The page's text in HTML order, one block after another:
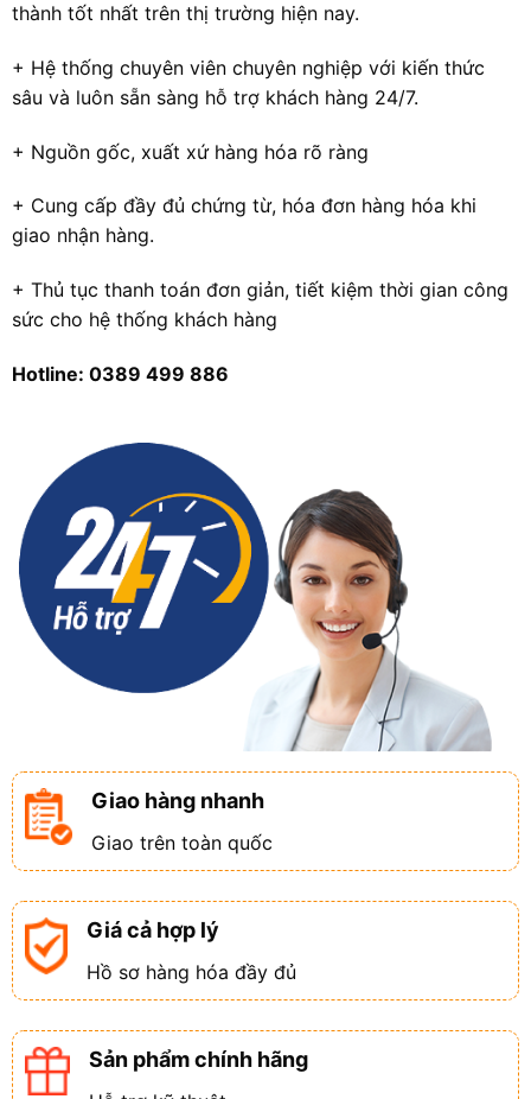
thành tốt nhất trên thị trường hiện nay.
+ Hệ thống chuyên viên chuyên nghiệp với kiến thức
sâu và luôn sẵn sàng hỗ trợ khách hàng 24/7.
+ Nguồn gốc, xuất xứ hàng hóa rõ ràng
+ Cung cấp đầy đủ chứng từ, hóa đơn hàng hóa khi
giao nhận hàng.
+ Thủ tục thanh toán đơn giản, tiết kiệm thời gian công
sức cho hệ thống khách hàng
Hotline: 0389 499 886
Giao hàng nhanh
Giao trên toàn quốc
Giá cả hợp lý
Hồ sơ hàng hóa đầy đủ
Sản phẩm chính hãng